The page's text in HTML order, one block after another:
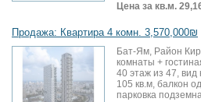
Цена за кв.м.
Продажа: Квартира 4 комн. 3,570,000₪
Бат-Ям, Район
комнаты +
40 этаж из 47,
105 кв.м, балкон
парковка